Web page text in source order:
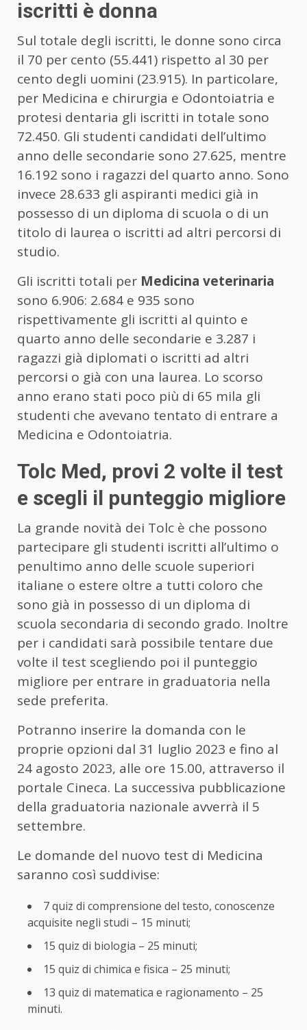
iscritti è donna
Sul totale degli iscritti, le donne sono circa
il 70 per cento (55.441) rispetto al 30 per
cento degli uomini (23.915). In particolare,
per Medicina e chirurgia e Odontoiatria e
protesi dentaria gli iscritti in totale sono
72.450. Gli studenti candidati dell’ultimo
anno delle secondarie sono 27.625, mentre
16.192 sono i ragazzi del quarto anno. Sono
invece 28.633 gli aspiranti medici già in
possesso di un diploma di scuola o di un
titolo di laurea o iscritti ad altri percorsi di
studio.
Gli iscritti totali per Medicina veterinaria
sono 6.906: 2.684 e 935 sono
rispettivamente gli iscritti al quinto e
quarto anno delle secondarie e 3.287 i
ragazzi già diplomati o iscritti ad altri
percorsi o già con una laurea. Lo scorso
anno erano stati poco più di 65 mila gli
studenti che avevano tentato di entrare a
Medicina e Odontoiatria.
Tolc Med, provi 2 volte il test
e scegli il punteggio migliore
La grande novità dei Tolc è che possono
partecipare gli studenti iscritti all’ultimo o
penultimo anno delle scuole superiori
italiane o estere oltre a tutti coloro che
sono già in possesso di un diploma di
scuola secondaria di secondo grado. Inoltre
per i candidati sarà possibile tentare due
volte il test scegliendo poi il punteggio
migliore per entrare in graduatoria nella
sede preferita.
Potranno inserire la domanda con le
proprie opzioni dal 31 luglio 2023 e fino al
24 agosto 2023, alle ore 15.00, attraverso il
portale Cineca. La successiva pubblicazione
della graduatoria nazionale avverrà il 5
settembre.
Le domande del nuovo test di Medicina
saranno così suddivise:
7 quiz di comprensione del testo, conoscenze
acquisite negli studi – 15 minuti;
15 quiz di biologia – 25 minuti;
15 quiz di chimica e fisica – 25 minuti;
13 quiz di matematica e ragionamento – 25
minuti.